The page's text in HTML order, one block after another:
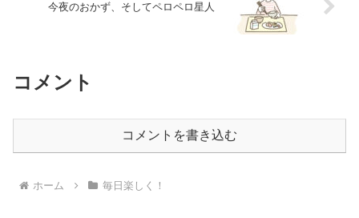
今夜のおかず、そしてペロペロ星人
コメント
コメントを書き込む
ホーム 毎日楽しく！